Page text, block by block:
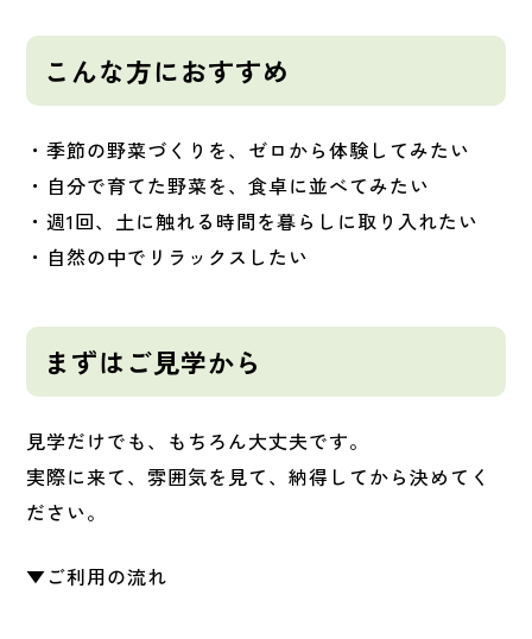
こんな方におすすめ
・季節の野菜づくりを、ゼロから体験してみたい
・ 自分で育てた野菜を、食卓に並べてみたい
・週1回、土に触れる時間を暮らしに取り入れたい
・自然の中でリラックスしたい
まずはご見学から
見学だけでも、もちろん大丈夫です。
実際に来て、雰囲気を見て、納得してから決めてく
ださい。
▼ご利用の流れ